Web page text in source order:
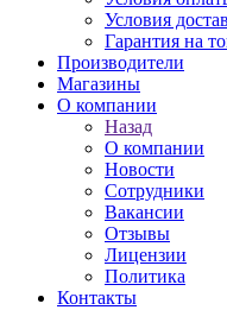
Условия
Гарантия на
Производители
Магазины
О компании
Назад
О компании
Новости
Сотрудники
Вакансии
Отзывы
Лицензии
Политика
Контакты